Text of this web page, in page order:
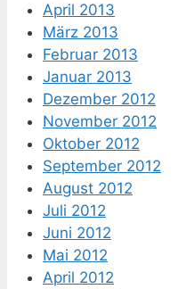
April 2013
März 2013
Februar 2013
Januar 2013
Dezember 2012
November 2012
Oktober 2012
September 2012
August 2012
Juli 2012
Juni 2012
Mai 2012
April 2012